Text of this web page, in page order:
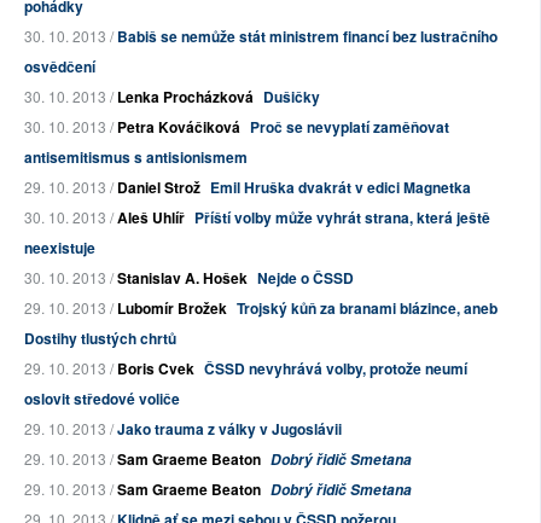
pohádky
30. 10. 2013 /Babiš se nemůže stát ministrem financí bez lustračního
osvědčení
30. 10. 2013 /Lenka Procházková Dušičky
30. 10. 2013 /Petra Kováčiková Proč se nevyplatí zaměňovat
antisemitismus s antisionismem
29. 10. 2013 /Daniel Strož Emil Hruška dvakrát v edici Magnetka
30. 10. 2013 /Aleš Uhlíř Příští volby může vyhrát strana, která ještě
neexistuje
30. 10. 2013 /Stanislav A. Hošek Nejde o ČSSD
29. 10. 2013 /Lubomír Brožek Trojský kůň za branami blázince, aneb
Dostihy tlustých chrtů
29. 10. 2013 /Boris Cvek ČSSD nevyhrává volby, protože neumí
oslovit středové voliče
29. 10. 2013 /Jako trauma z války v Jugoslávii
29. 10. 2013 /Sam Graeme Beaton Dobrý řidič Smetana
29. 10. 2013 /Sam Graeme Beaton Dobrý řidič Smetana